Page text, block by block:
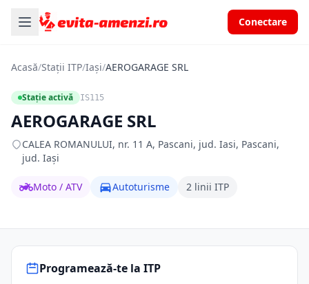
Conectare
Acasă/Stații ITP/Iași/AEROGARAGE SRL
Stație activă IS115
AEROGARAGE SRL
CALEA ROMANULUI, nr. 11 A, Pascani, jud. Iasi, Pascani,
jud. Iași
Moto / ATV Autoturisme 2 linii ITP
Programează-te la ITP